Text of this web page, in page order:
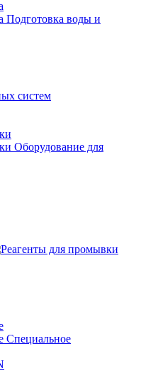
Подготовка воды и
систем
Оборудование для
Специальное